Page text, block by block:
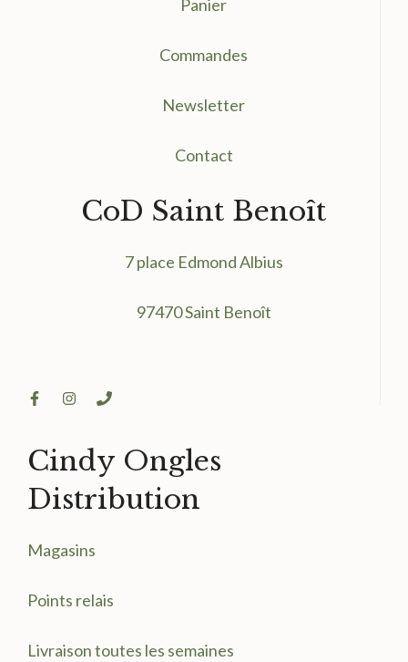
Panier
Commandes
Newsletter
Contact
CoD Saint Benoît
7 place Edmond Albius
97470 Saint Benoît
Cindy Ongles
Distribution
Magasins
Points relais
Livraison toutes les semaines